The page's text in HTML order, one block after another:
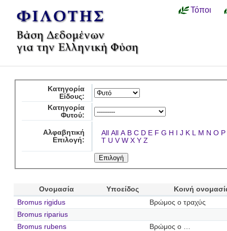
Τόποι
Κατηγορία
Είδους:
Κατηγορία
Φυτού:
Αλφαβητική
Επιλογή:
All All A B C D E F G H I J K L M N O P
T U V W X Y Z
Ονομασία Υποείδος
Κοινή
Bromus rigidus
Βρώμος ο τραχύς
Bromus riparius
Bromus rubens
Βρώμος ο …